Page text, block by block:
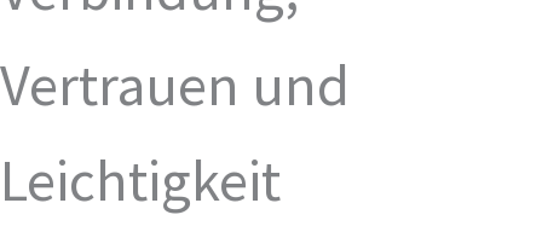
Vertrauen und
Leichtigkeit